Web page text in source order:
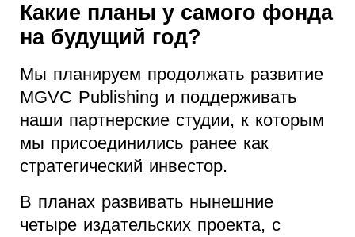
Какие планы у самого фонда
на будущий год?
Мы планируем продолжать развитие
MGVC Publishing и поддерживать
наши партнерские студии, к которым
мы присоединились ранее как
стратегический инвестор.
В планах развивать нынешние
четыре издательских проекта, с